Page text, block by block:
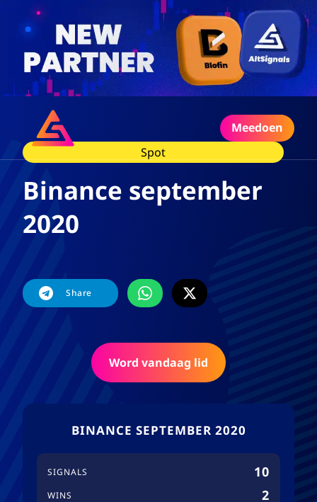
Meedoen
Spot
Binance september
2020
Share
Word vandaag lid
BINANCE SEPTEMBER 2020
SIGNALS 10
WINS 2